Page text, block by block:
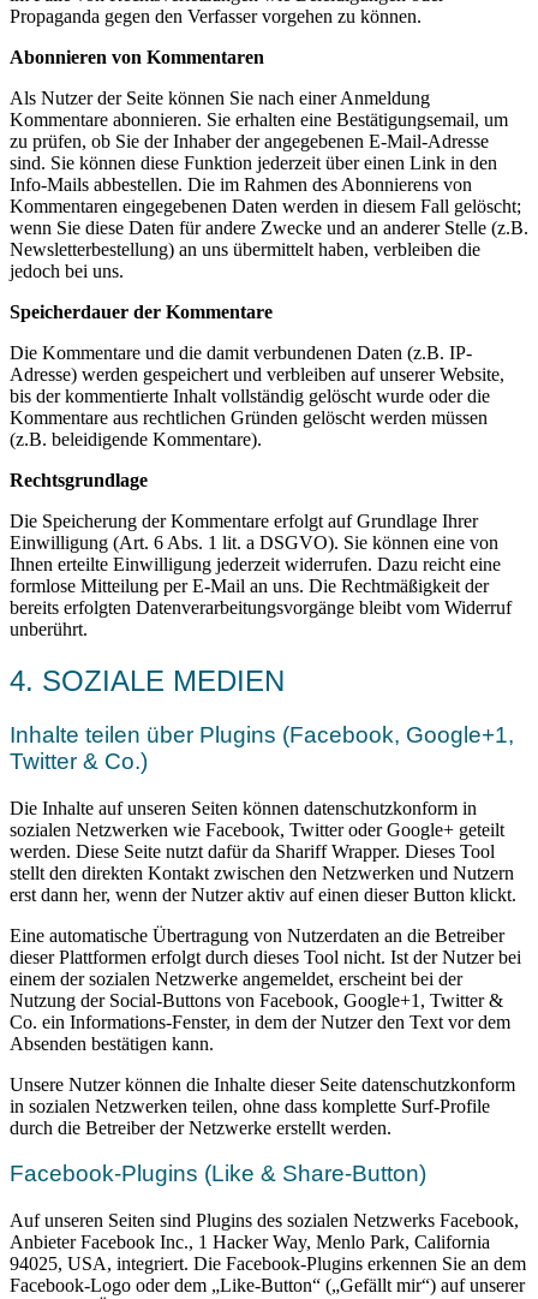
Propaganda gegen den Verfasser vorgehen zu können.
Abonnieren von Kommentaren
Als Nutzer der Seite können Sie nach einer Anmeldung
Kommentare abonnieren. Sie erhalten eine Bestätigungsemail, um
zu prüfen, ob Sie der Inhaber der angegebenen E-Mail-Adresse
sind. Sie können diese Funktion jederzeit über einen Link in den
Info-Mails abbestellen. Die im Rahmen des Abonnierens von
Kommentaren eingegebenen Daten werden in diesem Fall gelöscht;
wenn Sie diese Daten für andere Zwecke und an anderer Stelle (z.B.
Newsletterbestellung) an uns übermittelt haben, verbleiben die
jedoch bei uns.
Speicherdauer der Kommentare
Die Kommentare und die damit verbundenen Daten (z.B. IP-
Adresse) werden gespeichert und verbleiben auf unserer Website,
bis der kommentierte Inhalt vollständig gelöscht wurde oder die
Kommentare aus rechtlichen Gründen gelöscht werden müssen
(z.B. beleidigende Kommentare).
Rechtsgrundlage
Die Speicherung der Kommentare erfolgt auf Grundlage Ihrer
Einwilligung (Art. 6 Abs. 1 lit. a DSGVO). Sie können eine von
Ihnen erteilte Einwilligung jederzeit widerrufen. Dazu reicht eine
formlose Mitteilung per E-Mail an uns. Die Rechtmäßigkeit der
bereits erfolgten Datenverarbeitungsvorgänge bleibt vom Widerruf
unberührt.
4. SOZIALE MEDIEN
Inhalte teilen über Plugins (Facebook, Google+1,
Twitter & Co.)
Die Inhalte auf unseren Seiten können datenschutzkonform in
sozialen Netzwerken wie Facebook, Twitter oder Google+ geteilt
werden. Diese Seite nutzt dafür da Shariff Wrapper. Dieses Tool
stellt den direkten Kontakt zwischen den Netzwerken und Nutzern
erst dann her, wenn der Nutzer aktiv auf einen dieser Button klickt.
Eine automatische Übertragung von Nutzerdaten an die Betreiber
dieser Plattformen erfolgt durch dieses Tool nicht. Ist der Nutzer bei
einem der sozialen Netzwerke angemeldet, erscheint bei der
Nutzung der Social-Buttons von Facebook, Google+1, Twitter &
Co. ein Informations-Fenster, in dem der Nutzer den Text vor dem
Absenden bestätigen kann.
Unsere Nutzer können die Inhalte dieser Seite datenschutzkonform
in sozialen Netzwerken teilen, ohne dass komplette Surf-Profile
durch die Betreiber der Netzwerke erstellt werden.
Facebook-Plugins (Like & Share-Button)
Auf unseren Seiten sind Plugins des sozialen Netzwerks Facebook,
Anbieter Facebook Inc., 1 Hacker Way, Menlo Park, California
94025, USA, integriert. Die Facebook-Plugins erkennen Sie an dem
Facebook-Logo oder dem „Like-Button“ („Gefällt mir“) auf unserer